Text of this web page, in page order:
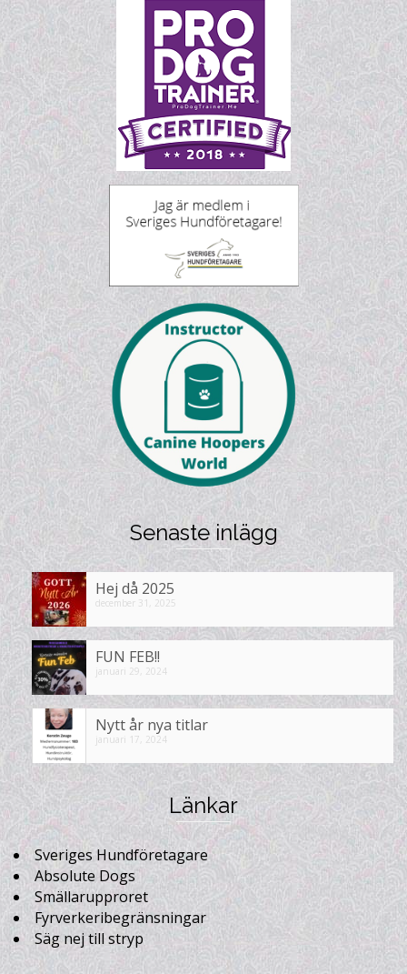
Senaste inlägg
Hej då 2025
december 31, 2025
FUN FEB!!
januari 29, 2024
Nytt år nya titlar
januari 17, 2024
Länkar
Sveriges Hundföretagare
Absolute Dogs
Smällarupproret
Fyrverkeribegränsningar
Säg nej till stryp